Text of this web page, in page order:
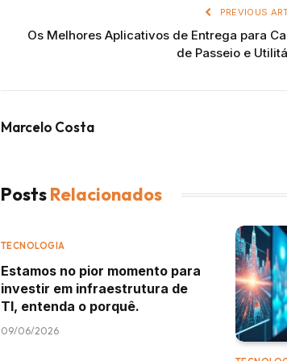
PREVIOUS
Os Melhores Aplicativos de Entrega para
de Passeio e
Marcelo Costa
PostsRelacionados
TECNOLOGIA
Estamos no pior momento para
investir em infraestrutura de
TI, entenda o porquê.
09/06/2026